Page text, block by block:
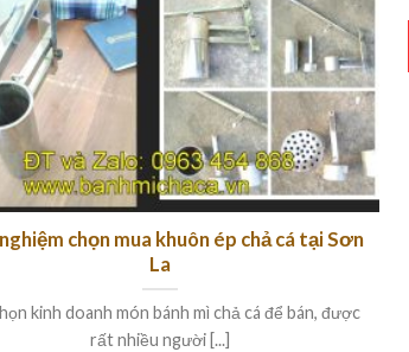
chọn mua khuôn ép chả cá tại Sơn
La
kinh doanh món bánh mì chả cá để bán, được
rất nhiều người [...]